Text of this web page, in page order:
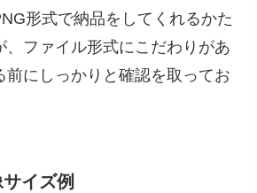
形式で納品をしてくれるかた
、ファイル形式にこだわりがあ
前にしっかりと確認を取ってお
イズ例